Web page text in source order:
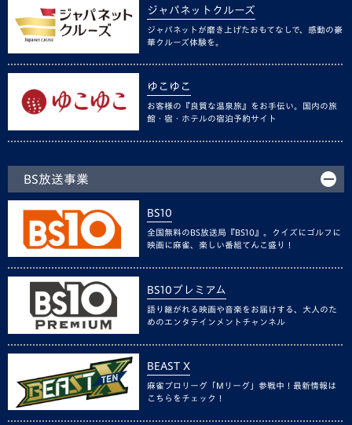
ジャパネットクルーズ
ジャパネットが磨き上げたおもてなしで、感動の豪
華クルーズ体験を。
ゆこゆこ
お客様の『良質な温泉旅』をお手伝い。国内の旅
館・宿・ホテルの宿泊予約サイト
BS放送事業
BS10
全国無料のBS放送局『BS10』。クイズにゴルフに
映画に麻雀、楽しい番組てんこ盛り！
BS10プレミアム
語り継がれる映画や音楽をお届けする、大人のた
めのエンタテインメントチャンネル
BEAST X
麻雀プロリーグ「Mリーグ」参戦中！最新情報は
こちらをチェック！